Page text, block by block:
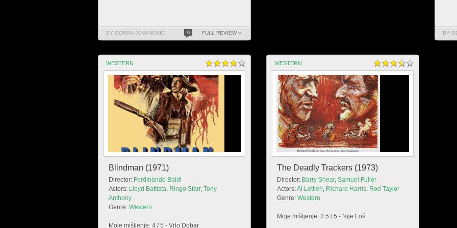
BY GORAN JOVANOVIĆ 0 FULL REVIEW » BY
WESTERN
Blindman (1971)
Director: Ferdinando Baldi
Actors: Lloyd Battista, Ringo Starr, Tony
Anthony
Genre: Western
Moje mišljenje: 4 / 5 - Vrlo Dobar
WESTERN
The Deadly Trackers (1973)
Director: Barry Shear, Samuel Fuller
Actors:Al Lettieri, Richard Harris, Rod Taylor
Genre: Western
Moje mišljenje: 3.5 / 5 - Nije Loš